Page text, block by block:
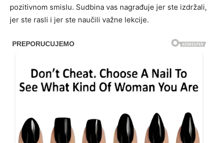
pozitivnom smislu. Sudbina vas nagrađuje jer ste izdržali,
jer ste rasli i jer ste naučili važne lekcije.